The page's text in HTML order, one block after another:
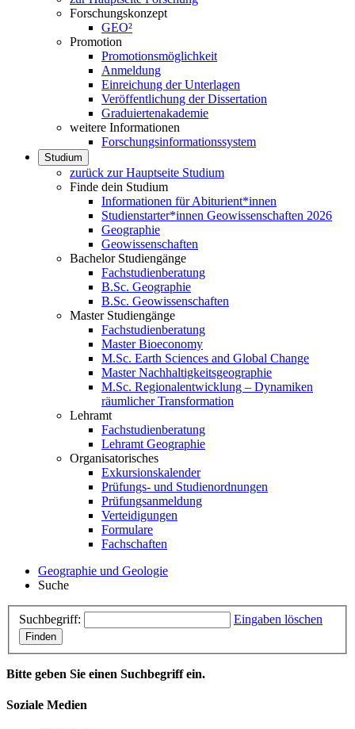
Forschungskonzept
GEO²
Promotion
Promotionsmöglichkeit
Anmeldung
Einreichung der Unterlagen
Veröffentlichung der Dissertation
Graduiertenakademie
weitere Informationen
Forschungsinformationssystem
Studium
zurück zur Hauptseite Studium
Finde dein Studium
Informationen für Abiturient*innen
Studienstarter*innen Geowissenschaften 2026
Geographie
Geowissenschaften
Bachelor Studiengänge
Fachstudienberatung
B.Sc. Geographie
B.Sc. Geowissenschaften
Master Studiengänge
Fachstudienberatung
Master Bioeconomy
M.Sc. Earth Sciences and Global Change
Master Nachhaltigkeitsgeographie
M.Sc. Regionalentwicklung – Dynamiken
räumlicher Transformation
Lehramt
Fachstudienberatung
Lehramt Geographie
Organisatorisches
Exkursionskalender
Prüfungs- und Studienordnungen
Prüfungsanmeldung
Verteidigungen
Formulare
Fachschaften
Geographie und Geologie
Suche
Suchbegriff: Eingaben löschen
Finden
Bitte geben Sie einen Suchbegriff ein.
Soziale Medien